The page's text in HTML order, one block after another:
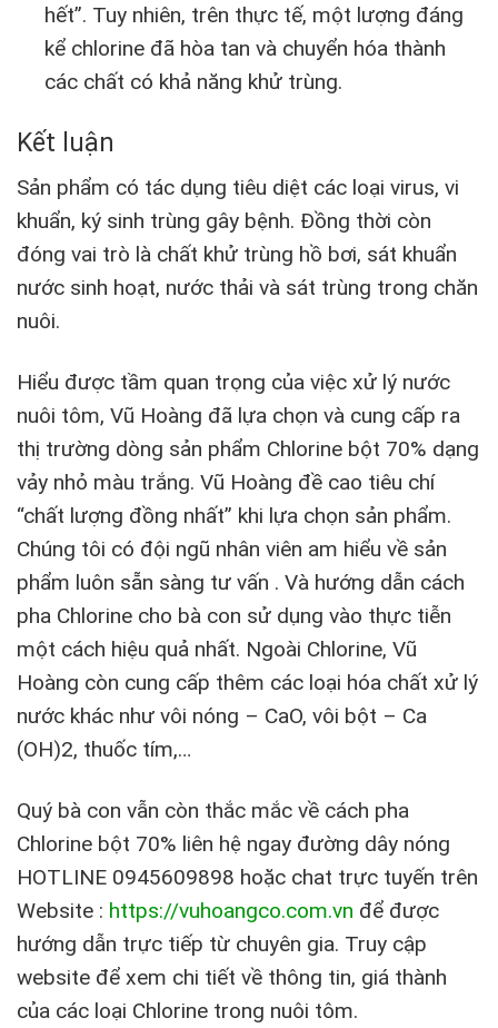
hết”. Tuy nhiên, trên thực tế, một lượng đáng
kể chlorine đã hòa tan và chuyển hóa thành
các chất có khả năng khử trùng.
Kết luận
Sản phẩm có tác dụng tiêu diệt các loại virus, vi
khuẩn, ký sinh trùng gây bệnh. Đồng thời còn
đóng vai trò là chất khử trùng hồ bơi, sát khuẩn
nước sinh hoạt, nước thải và sát trùng trong chăn
nuôi.
Hiểu được tầm quan trọng của việc xử lý nước
nuôi tôm, Vũ Hoàng đã lựa chọn và cung cấp ra
thị trường dòng sản phẩm Chlorine bột 70% dạng
vảy nhỏ màu trắng. Vũ Hoàng đề cao tiêu chí
“chất lượng đồng nhất” khi lựa chọn sản phẩm.
Chúng tôi có đội ngũ nhân viên am hiểu về sản
phẩm luôn sẵn sàng tư vấn . Và hướng dẫn cách
pha Chlorine cho bà con sử dụng vào thực tiễn
một cách hiệu quả nhất. Ngoài Chlorine, Vũ
Hoàng còn cung cấp thêm các loại hóa chất xử lý
nước khác như vôi nóng – CaO, vôi bột – Ca
(OH)2, thuốc tím,…
Quý bà con vẫn còn thắc mắc về cách pha
Chlorine bột 70% liên hệ ngay đường dây nóng
HOTLINE 0945609898 hoặc chat trực tuyến trên
Website : https://vuhoangco.com.vn để được
hướng dẫn trực tiếp từ chuyên gia. Truy cập
website để xem chi tiết về thông tin, giá thành
của các loại Chlorine trong nuôi tôm.